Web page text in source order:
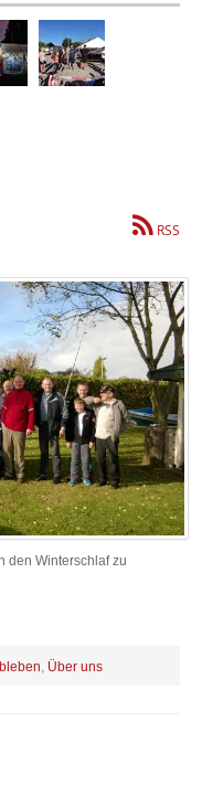
RSS
den Winterschlaf zu
, Über uns